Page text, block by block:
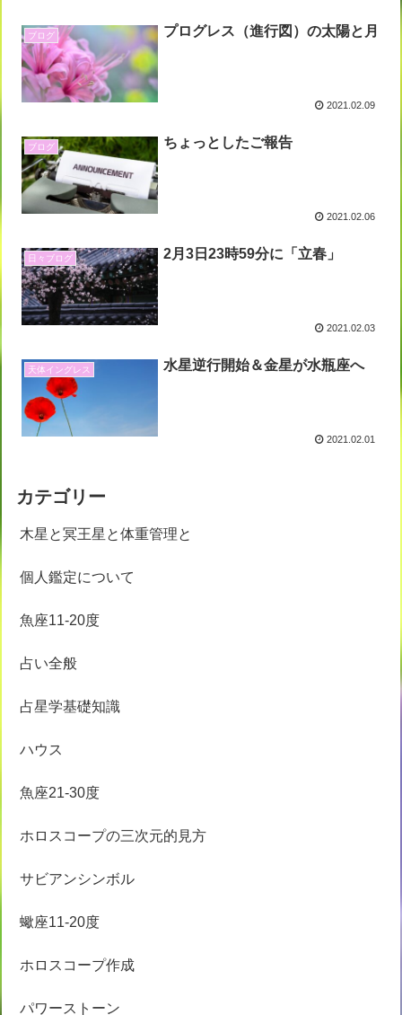
ブログ プログレス（進行図）の太陽と月
2021.02.09
ブログ ちょっとしたご報告
2021.02.06
日々ブログ 2月3日23時59分に「立春」
2021.02.03
天体イングレス 水星逆行開始＆金星が水瓶座へ
2021.02.01
カテゴリー
木星と冥王星と体重管理と
個人鑑定について
魚座11-20度
占い全般
占星学基礎知識
ハウス
魚座21-30度
ホロスコープの三次元的見方
サビアンシンボル
蠍座11-20度
ホロスコープ作成
パワーストーン